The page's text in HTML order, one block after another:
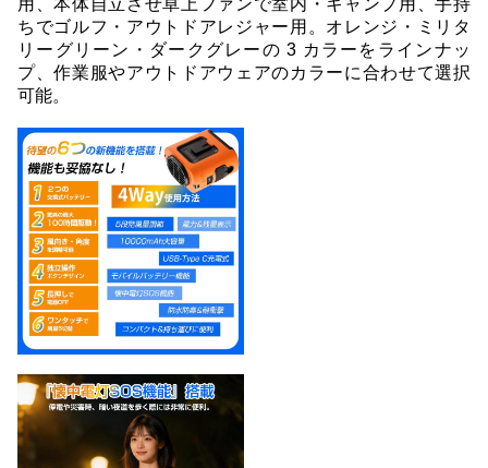
用、本体自立させ卓上ファンで室内・キャンプ用、手持
ちでゴルフ・アウトドアレジャー用。オレンジ・ミリタ
リーグリーン・ダークグレーの 3 カラーをラインナッ
プ、作業服やアウトドアウェアのカラーに合わせて選択
可能。